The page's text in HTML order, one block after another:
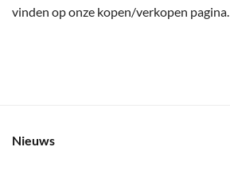
vinden op onze kopen/verkopen pagina.
Nieuws